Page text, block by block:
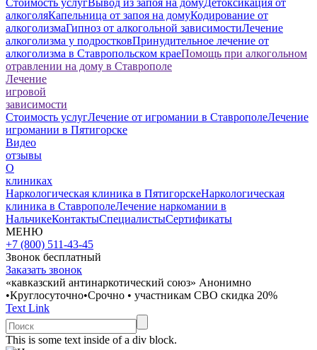
Стоимость услугВывод из запоя на домуДетоксикация от
алкоголяКапельница от запоя на домуКодирование от
алкоголизмаГипноз от алкогольной зависимостиЛечение
алкоголизма у подростковПринудительное лечение от
алкоголизма в Ставропольском краеПомощь при алкогольном
отравлении на дому в Ставрополе
Лечение
игровой
зависимости
Стоимость услугЛечение от игромании в СтаврополеЛечение
игромании в Пятигорске
Видео
отзывы
О
клиниках
Наркологическая клиника в ПятигорскеНаркологическая
клиника в СтаврополеЛечение наркомании в
НальчикеКонтактыСпециалистыСертификаты
МЕНЮ
+7 (800) 511-43-45
Звонок бесплатный
Заказать звонок
«кавказский антинаркотический союз» Анонимно
•Круглосуточно•Срочно • участникам СВО скидка 20%
Text Link
This is some text inside of a div block.